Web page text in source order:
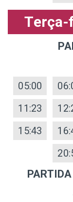
05:00
11:23
15:43